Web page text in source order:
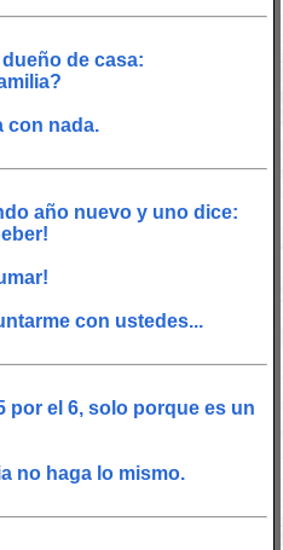
de casa:
con nada.
año nuevo y uno dice:
con ustedes...
por el 6, solo porque es un
no haga lo mismo.